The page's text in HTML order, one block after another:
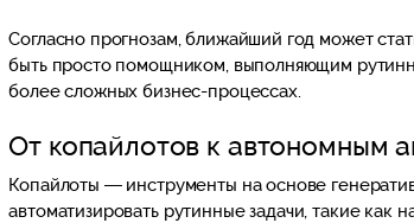
Согласно прогнозам, ближайший год может
быть просто помощником, выполняющим
более сложных бизнес-процессах.
От копайлотов к автономным
Копайлоты — инструменты на основе
автоматизировать рутинные задачи, такие как